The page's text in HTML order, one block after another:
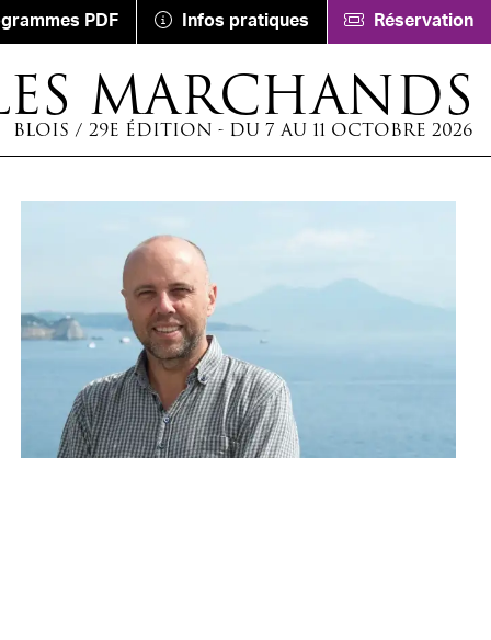
PDF Infos pratiques Réservation
MARCHANDS
BLOIS / 29E ÉDITION - DU 7 AU 11 OCTOBRE 2026